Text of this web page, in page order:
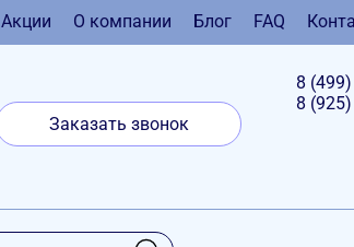
Акции О компании Блог FAQ
Заказать звонок
8
8